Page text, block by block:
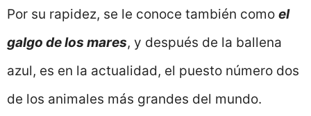
Por su rapidez, se le conoce también como el
galgo de los mares, y después de la ballena
azul, es en la actualidad, el puesto número dos
de los animales más grandes del mundo.